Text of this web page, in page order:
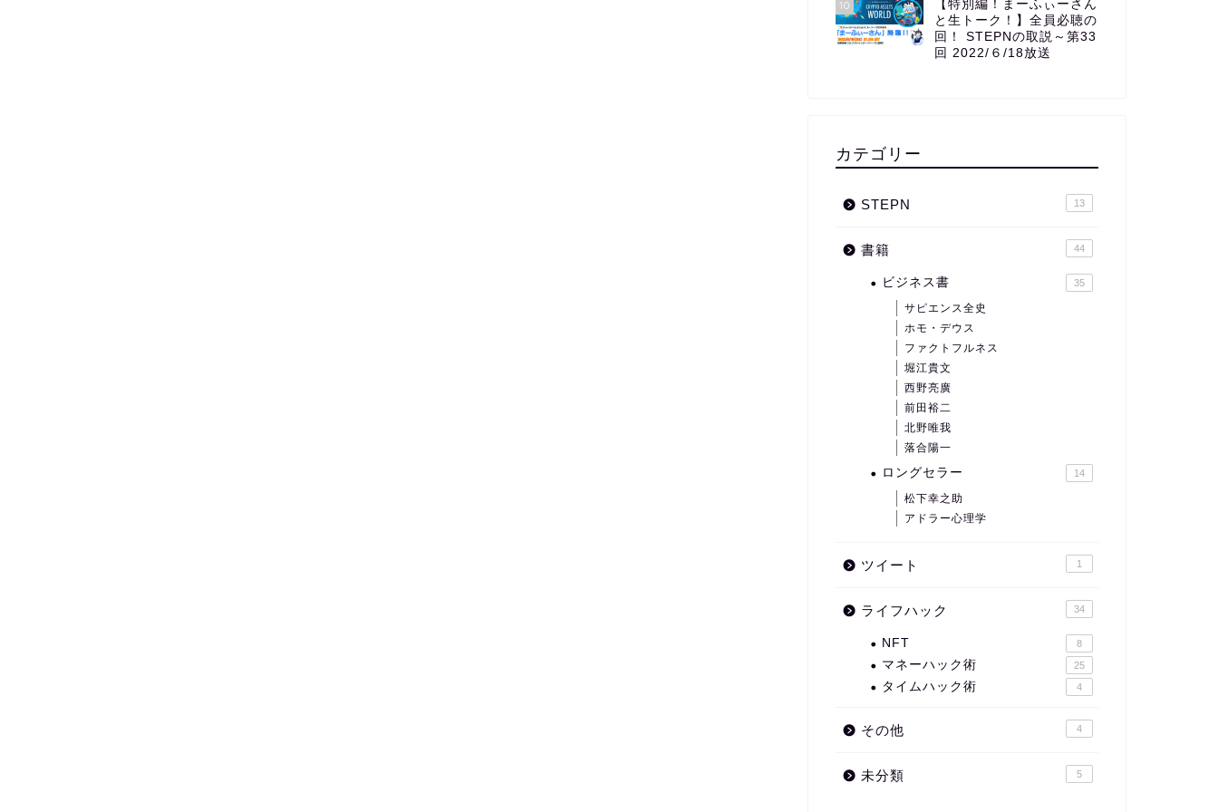
10
【特別編！まーふぃーさん
と生トーク！】全員必聴の
回！ STEPNの取説～第33
回 2022/６/18放送
カテゴリー
STEPN 13
書籍 44
ビジネス書 35
サピエンス全史
ホモ・デウス
ファクトフルネス
堀江貴文
西野亮廣
前田裕二
北野唯我
落合陽一
ロングセラー 14
松下幸之助
アドラー心理学
ツイート 1
ライフハック 34
NFT 8
マネーハック術 25
タイムハック術 4
その他 4
未分類 5